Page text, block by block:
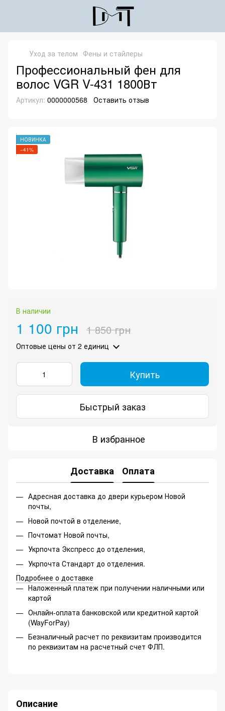
Уход за телом Фены и стайлеры
Профессиональный фен для
волос VGR V-431 1800Вт
Артикул: 0000000568 Оставить отзыв
НОВИНКА
−41%
В наличии
1 100 грн 1 850 грн
Оптовые цены от 2 единиц
Купить
Быстрый заказ
В избранное
Доставка Оплата
Адресная доставка до двери курьером Новой
почты,
Новой почтой в отделение,
Почтомат Новой почты,
Укрпочта Экспресс до отделения,
Укрпочта Стандарт до отделения.
Подробнее о доставке
Наложенный платеж при получении наличными или
картой
Онлайн-оплата банковской или кредитной картой
(WayForPay)
Безналичный расчет по реквизитам производится
по реквизитам на расчетный счет ФЛП.
Описание